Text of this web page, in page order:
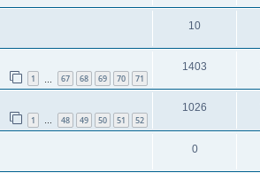
10
1 67 68 69 70 71
1403
1 … 48 49 50 51 52
1026
0